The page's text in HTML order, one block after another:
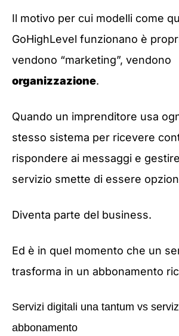
Il motivo per cui modelli come
GoHighLevel funzionano è
vendono “marketing”, vendono
organizzazione.
Quando un imprenditore usa
stesso sistema per ricevere
rispondere ai messaggi e
servizio smette di essere
Diventa parte del business.
Ed è in quel momento che un
trasforma in un abbonamento
Servizi digitali una tantum vs
abbonamento